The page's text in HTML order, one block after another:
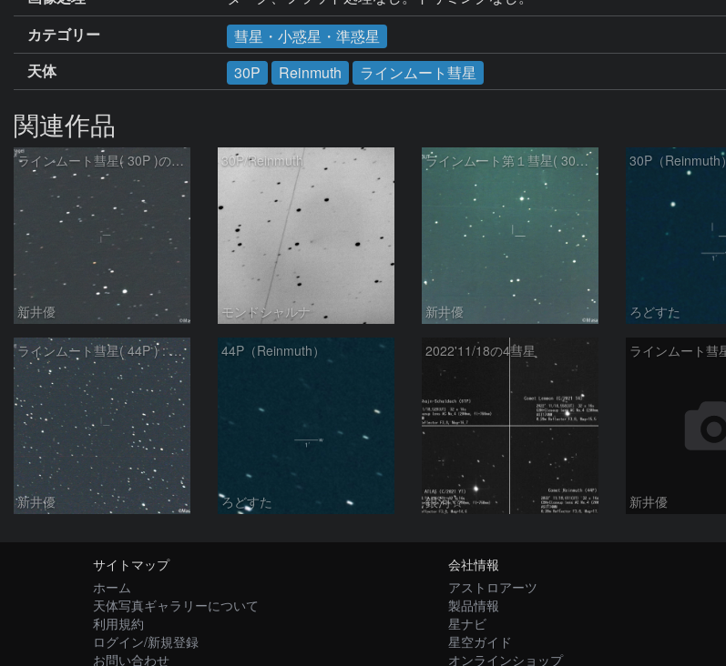
カテゴリー
彗星・小惑星・準惑星
天体
30P Reinmuth ラインムート彗星
関連作品
ラインムート彗星( 30P )の予報位置：2025/05/05
新井優
30P/Reinmuth
モンドシャルナ
ラインムート第１彗星( 30P )：2023/12/04
新井優
30P（Reinmuth）
ろどすた
ラインムート彗星( 44P ) : 2022/11/19
新井優
44P（Reinmuth）
ろどすた
2022'11/18の4彗星
銀河☆ 新井優
サイトマップ
ホーム
天体写真ギャラリーについて
利用規約
ログイン/新規登録
お問い合わせ
会社情報
アストロアーツ
製品情報
星ナビ
星空ガイド
オンラインショップ